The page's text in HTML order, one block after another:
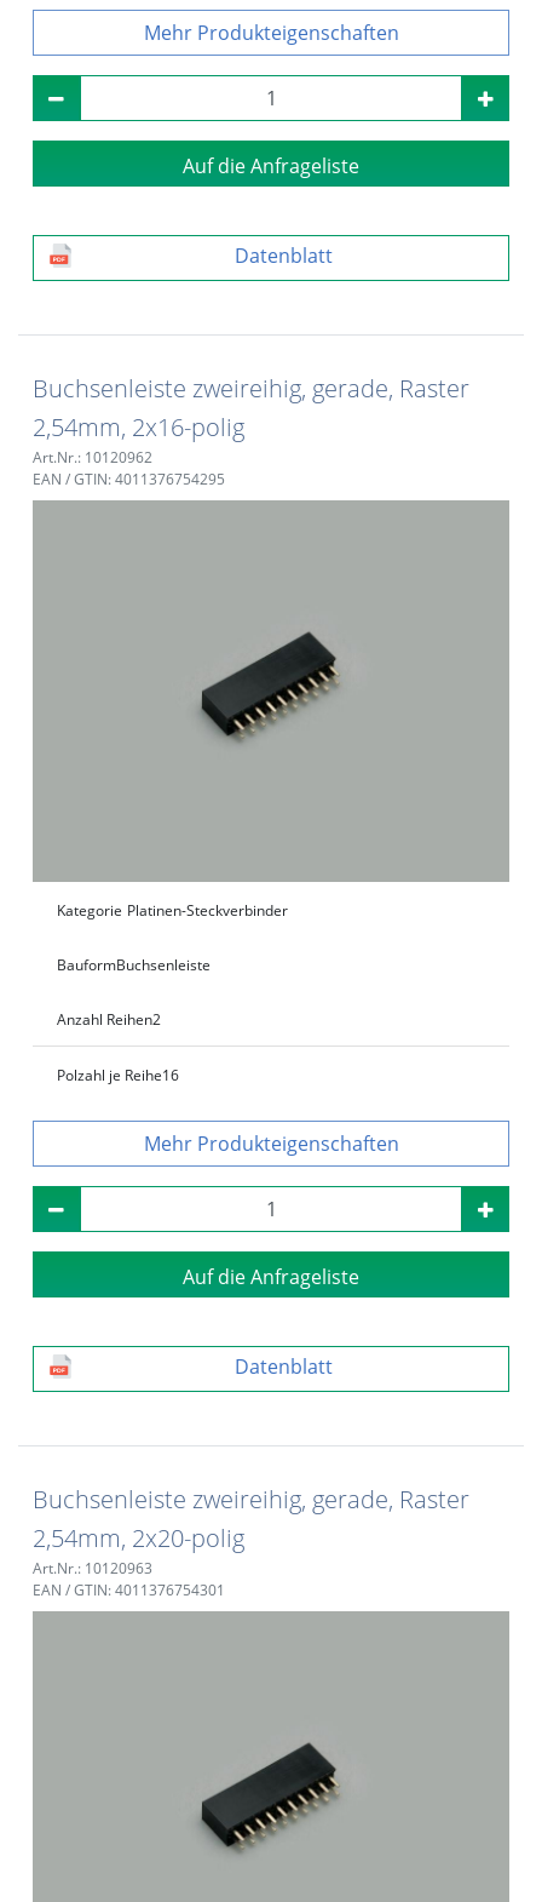
Produkteigenschaften
Auf die Anfrageliste
Datenblatt
Buchsenleiste zweireihig, gerade, Raster
2,54mm, 2x16-polig
Art.Nr.: 10120962
EAN / GTIN: 4011376754295
Kategorie Platinen-Steckverbinder
BauformBuchsenleiste
Anzahl Reihen2
Polzahl je Reihe16
Produkteigenschaften
Auf die Anfrageliste
Datenblatt
Buchsenleiste zweireihig, gerade, Raster
2,54mm, 2x20-polig
Art.Nr.: 10120963
EAN / GTIN: 4011376754301